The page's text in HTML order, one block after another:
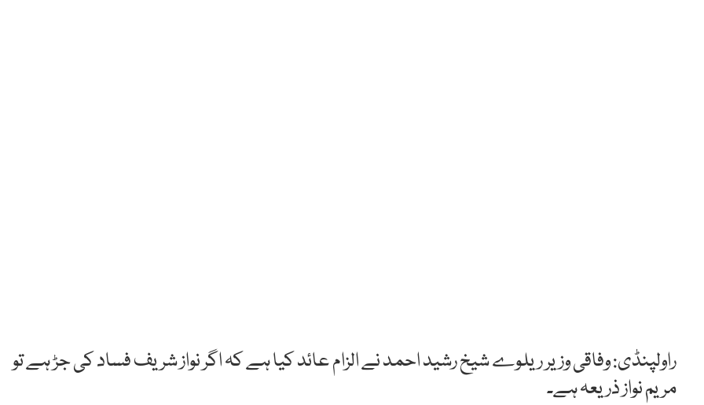
راولپنڈی: وفاقی وزیر ریلوے شیخ رشید احمد نے الزام عائد کیا ہے کہ اگر نواز شریف فساد کی جڑ ہے تو
مریم نواز ذریعہ ہے۔